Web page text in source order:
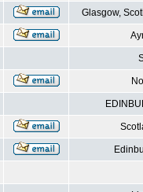
Glasgow,